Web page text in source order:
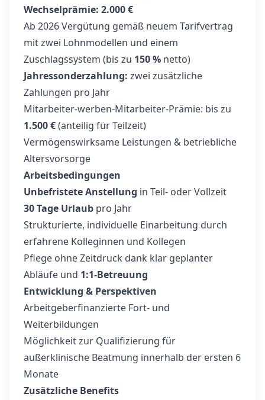
Wechselprämie: 2.000 €
Ab 2026 Vergütung gemäß neuem Tarifvertrag
mit zwei Lohnmodellen und einem
Zuschlagssystem (bis zu 150 % netto)
Jahressonderzahlung: zwei zusätzliche
Zahlungen pro Jahr
Mitarbeiter-werben-Mitarbeiter-Prämie: bis zu
1.500 €(anteilig für Teilzeit)
Vermögenswirksame Leistungen & betriebliche
Altersvorsorge
Arbeitsbedingungen
Unbefristete Anstellung in Teil- oder Vollzeit
30 Tage Urlaub pro Jahr
Strukturierte, individuelle Einarbeitung durch
erfahrene Kolleginnen und Kollegen
Pflege ohne Zeitdruck dank klar geplanter
Abläufe und 1:1-Betreuung
Entwicklung & Perspektiven
Arbeitgeberfinanzierte Fort- und
Weiterbildungen
Möglichkeit zur Qualifizierung für
außerklinische Beatmung innerhalb der ersten 6
Monate
Zusätzliche Benefits